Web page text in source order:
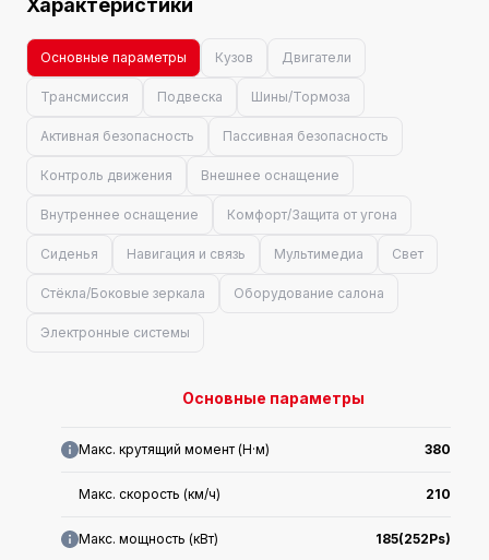
Характеристики
Основные параметры Кузов Двигатели
Трансмиссия Подвеска Шины/Тормоза
Активная безопасность Пассивная безопасность
Контроль движения Внешнее оснащение
Внутреннее оснащение Комфорт/Защита от угона
Сиденья Навигация и связь Мультимедиа Свет
Стёкла/Боковые зеркала Оборудование салона
Электронные системы
Основные параметры
Макс. крутящий момент (Н·м) 380
Макс. скорость (км/ч) 210
Макс. мощность (кВт) 185(252Ps)